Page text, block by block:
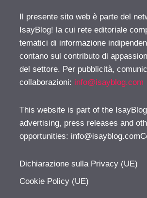
Il presente sito web è parte del
IsayBlog! la cui rete editoriale
tematici di informazione
contano sul contributo di
del settore. Per pubblicità,
collaborazioni: info@isayblog.com
This website is part of the
advertising, press releases and
opportunities:
Dichiarazione sulla Privacy (UE)
Cookie Policy (UE)